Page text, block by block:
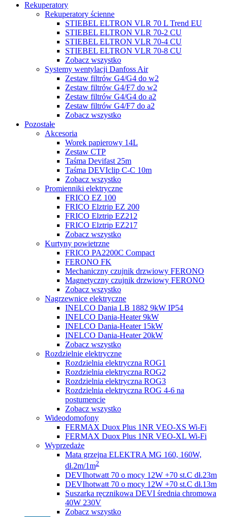
Rekuperatory
Rekuperatory ścienne
STIEBEL ELTRON VLR 70 L Trend EU
STIEBEL ELTRON VLR 70-2 CU
STIEBEL ELTRON VLR 70-4 CU
STIEBEL ELTRON VLR 70-8 CU
Zobacz wszystko
Systemy wentylacji Danfoss Air
Zestaw filtrów G4/G4 do w2
Zestaw filtrów G4/F7 do w2
Zestaw filtrów G4/G4 do a2
Zestaw filtrów G4/F7 do a2
Zobacz wszystko
Pozostałe
Akcesoria
Worek papierowy 14L
Zestaw CTP
Taśma Devifast 25m
Taśma DEVIclip C-C 10m
Zobacz wszystko
Promienniki elektryczne
FRICO EZ 100
FRICO Elztrip EZ 200
FRICO Elztrip EZ212
FRICO Elztrip EZ217
Zobacz wszystko
Kurtyny powietrzne
FRICO PA2200C Compact
FERONO FK
Mechaniczny czujnik drzwiowy FERONO
Magnetyczny czujnik drzwiowy FERONO
Zobacz wszystko
Nagrzewnice elektryczne
INELCO Dania LB 1882 9kW IP54
INELCO Dania-Heater 9kW
INELCO Dania-Heater 15kW
INELCO Dania-Heater 20kW
Zobacz wszystko
Rozdzielnie elektryczne
Rozdzielnia elektryczna ROG1
Rozdzielnia elektryczna ROG2
Rozdzielnia elektryczna ROG3
Rozdzielnia elektryczna ROG 4-6 na
postumencie
Zobacz wszystko
Wideodomofony
FERMAX Duox Plus 1NR VEO-XS Wi-Fi
FERMAX Duox Plus 1NR VEO-XL Wi-Fi
Wyprzedaże
Mata grzejna ELEKTRA MG 160, 160W,
dł.2m/1m2
DEVIhotwatt 70 o mocy 12W +70 st.C dł.23m
DEVIhotwatt 70 o mocy 12W +70 st.C dł.13m
Suszarka ręcznikowa DEVI średnia chromowa
40W 230V
Zobacz wszystko